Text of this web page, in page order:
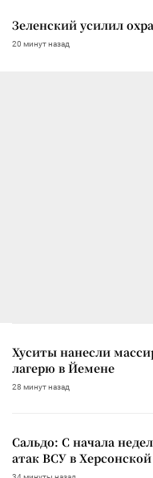
Зеленский усилил
20 минут назад
Хуситы нанесли
лагерю в Йемене
28 минут назад
Сальдо: С начала
атак ВСУ в